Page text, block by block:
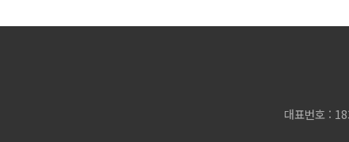
대표번호 :